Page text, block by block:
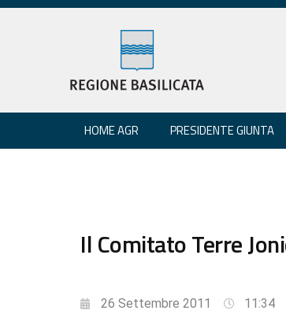
HOME AGR PRESIDENTE GIUNTA
Il Comitato Terre
26 Settembre 2011 11:34